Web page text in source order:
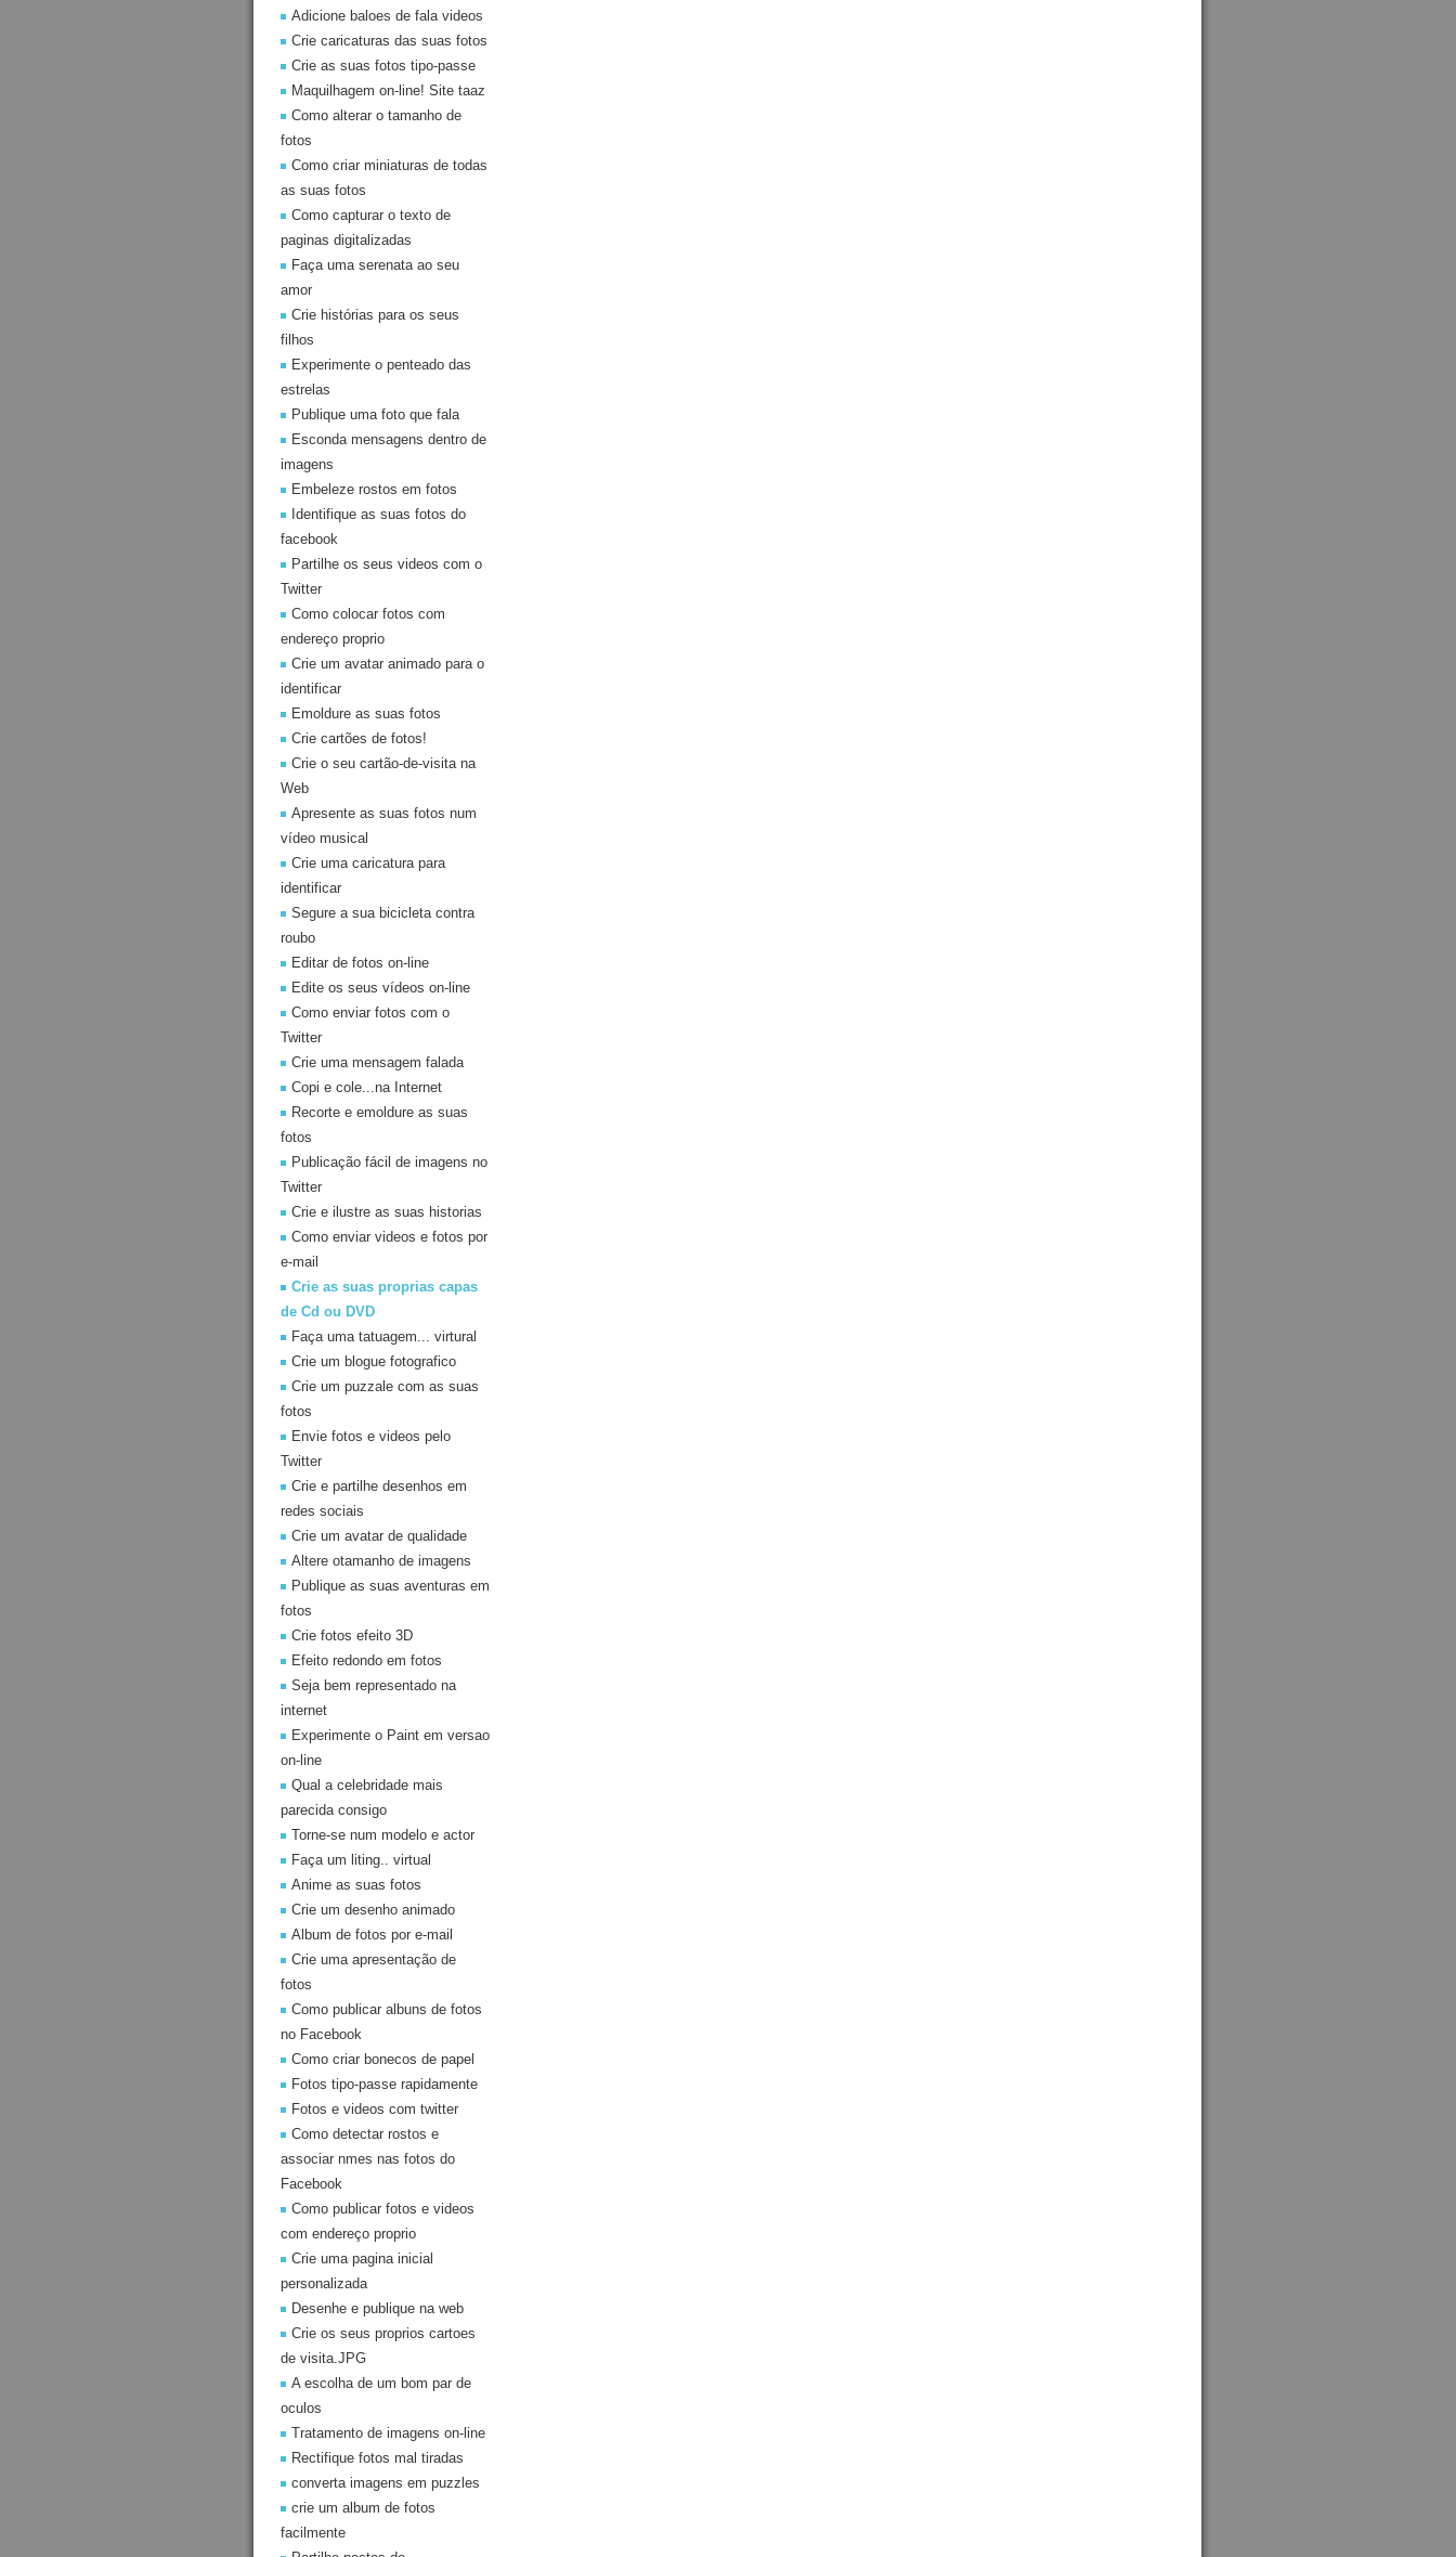
Adicione baloes de fala videos
Crie caricaturas das suas fotos
Crie as suas fotos tipo-passe
Maquilhagem on-line! Site taaz
Como alterar o tamanho de
fotos
Como criar miniaturas de todas
as suas fotos
Como capturar o texto de
paginas digitalizadas
Faça uma serenata ao seu
amor
Crie histórias para os seus
filhos
Experimente o penteado das
estrelas
Publique uma foto que fala
Esconda mensagens dentro de
imagens
Embeleze rostos em fotos
Identifique as suas fotos do
facebook
Partilhe os seus videos com o
Twitter
Como colocar fotos com
endereço proprio
Crie um avatar animado para o
identificar
Emoldure as suas fotos
Crie cartões de fotos!
Crie o seu cartão-de-visita na
Web
Apresente as suas fotos num
vídeo musical
Crie uma caricatura para
identificar
Segure a sua bicicleta contra
roubo
Editar de fotos on-line
Edite os seus vídeos on-line
Como enviar fotos com o
Twitter
Crie uma mensagem falada
Copi e cole...na Internet
Recorte e emoldure as suas
fotos
Publicação fácil de imagens no
Twitter
Crie e ilustre as suas historias
Como enviar videos e fotos por
e-mail
Crie as suas proprias capas
de Cd ou DVD
Faça uma tatuagem... virtural
Crie um blogue fotografico
Crie um puzzale com as suas
fotos
Envie fotos e videos pelo
Twitter
Crie e partilhe desenhos em
redes sociais
Crie um avatar de qualidade
Altere otamanho de imagens
Publique as suas aventuras em
fotos
Crie fotos efeito 3D
Efeito redondo em fotos
Seja bem representado na
internet
Experimente o Paint em versao
on-line
Qual a celebridade mais
parecida consigo
Torne-se num modelo e actor
Faça um liting.. virtual
Anime as suas fotos
Crie um desenho animado
Album de fotos por e-mail
Crie uma apresentação de
fotos
Como publicar albuns de fotos
no Facebook
Como criar bonecos de papel
Fotos tipo-passe rapidamente
Fotos e videos com twitter
Como detectar rostos e
associar nmes nas fotos do
Facebook
Como publicar fotos e videos
com endereço proprio
Crie uma pagina inicial
personalizada
Desenhe e publique na web
Crie os seus proprios cartoes
de visita.JPG
A escolha de um bom par de
oculos
Tratamento de imagens on-line
Rectifique fotos mal tiradas
converta imagens em puzzles
crie um album de fotos
facilmente